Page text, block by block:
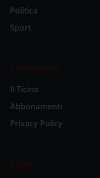
Politica
Sport
Il settimanale
Il Ticino
Abbonamenti
Privacy Policy
Social